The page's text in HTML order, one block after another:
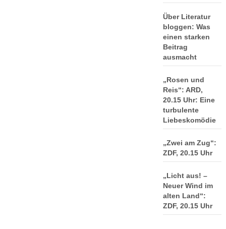
Über Literatur
bloggen: Was
einen starken
Beitrag
ausmacht
„Rosen und
Reis“: ARD,
20.15 Uhr: Eine
turbulente
Liebeskomödie
„Zwei am Zug“:
ZDF, 20.15 Uhr
„Licht aus! –
Neuer Wind im
alten Land“:
ZDF, 20.15 Uhr